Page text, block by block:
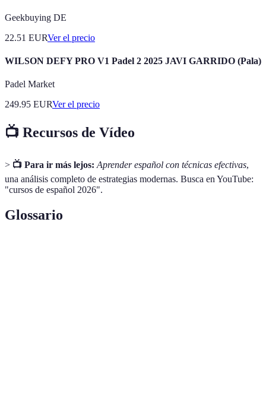
Geekbuying DE
22.51 EURVer el precio
WILSON DEFY PRO V1 Padel 2 2025 JAVI GARRIDO (Pala)
Padel Market
249.95 EURVer el precio
📺 Recursos de Vídeo
> 📺 Para ir más lejos: Aprender español con técnicas efectivas,
una análisis completo de estrategias modernas. Busca en YouTube:
"cursos de español 2026".
Glossario